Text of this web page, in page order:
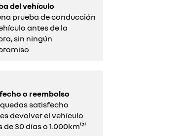
del vehículo
prueba de conducción
antes de la
sin ningún
o reembolso
satisfecho
devolver el vehículo
30 días o 1.000km⁽²⁾